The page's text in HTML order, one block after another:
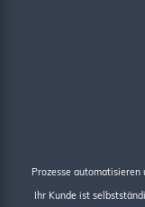
Prozesse
Ihr Kunde ist